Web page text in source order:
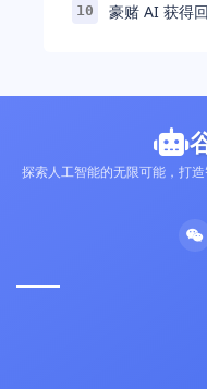
10
豪赌 AI 获得
探索人工智能的无限可能，打